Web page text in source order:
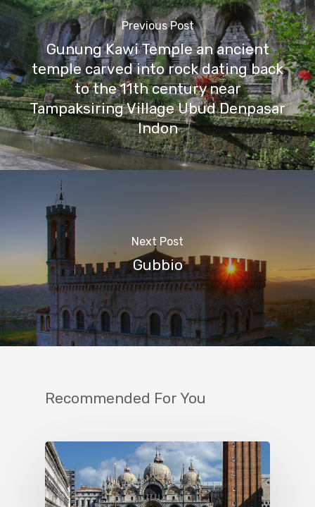
Previous Post
Gunung Kawi Temple an ancient
temple carved into rock dating back
to the 11th century near
Tampaksiring Village Ubud Denpasar
Indon
Next Post
Gubbio
Recommended For You